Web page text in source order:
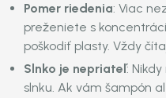
Pomer riedenia: Viac
preženiete s
poškodiť plasty. Vždy
Slnko je nepriateľ:
slnku. Ak vám šampón